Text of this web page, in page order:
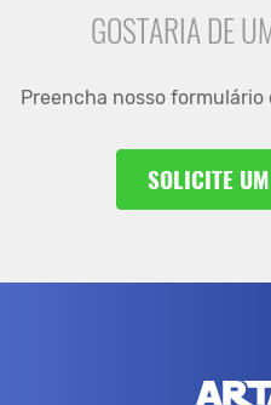
GOSTARIA DE
Preencha nosso
SOLICITE